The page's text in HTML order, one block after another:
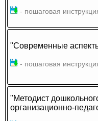
- пошаговая
"Современные
- пошаговая
"Методист
организационно-